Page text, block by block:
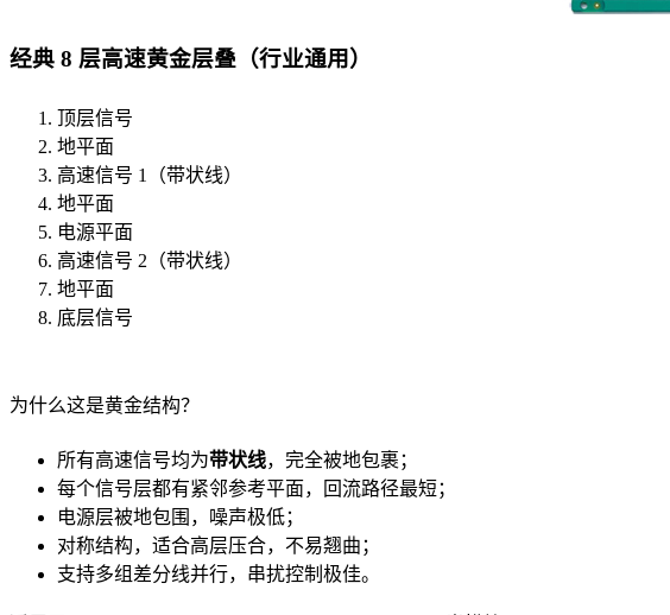
经典 8 层高速黄金层叠（行业通用）
顶层信号
地平面
高速信号 1（带状线）
地平面
电源平面
高速信号 2（带状线）
地平面
底层信号
为什么这是黄金结构？
所有高速信号均为带状线，完全被地包裹；
每个信号层都有紧邻参考平面，回流路径最短；
电源层被地包围，噪声极低；
对称结构，适合高层压合，不易翘曲；
支持多组差分线并行，串扰控制极佳。